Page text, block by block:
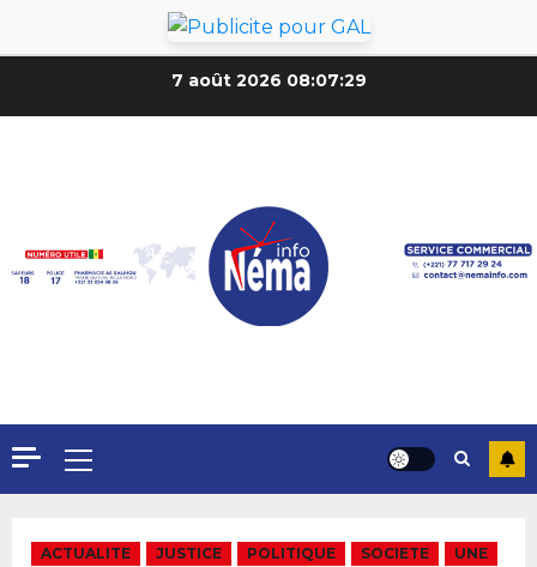
7 août 202608:07:31
ACTUALITE JUSTICE POLITIQUE SOCIETE UNE